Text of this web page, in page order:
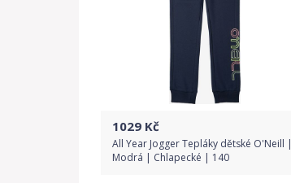
1029 Kč
All Year Jogger Tepláky dětské O'Neill |
Modrá | Chlapecké | 140